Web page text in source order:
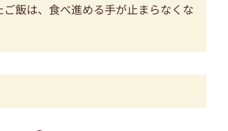
飯は、食べ進める手が止まらなくな